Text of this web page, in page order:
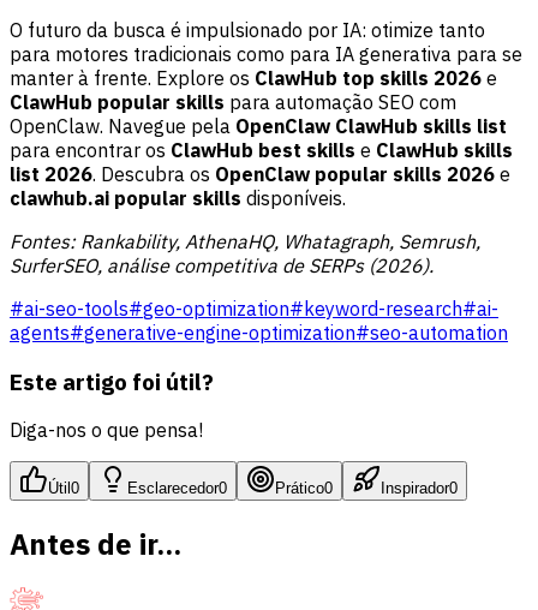
O futuro da busca é impulsionado por IA: otimize tanto
para motores tradicionais como para IA generativa para se
manter à frente. Explore os ClawHub top skills 2026 e
ClawHub popular skills para automação SEO com
OpenClaw. Navegue pela OpenClaw ClawHub skills list
para encontrar os ClawHub best skills e ClawHub skills
list 2026. Descubra os OpenClaw popular skills 2026 e
clawhub.ai popular skills disponíveis.
Fontes: Rankability, AthenaHQ, Whatagraph, Semrush,
SurferSEO, análise competitiva de SERPs (2026).
#ai-seo-tools#geo-optimization#keyword-research#ai-
agents#generative-engine-optimization#seo-automation
Este artigo foi útil?
Diga-nos o que pensa!
Útil 0 Esclarecedor0 Prático0 Inspirador0
Antes de ir...